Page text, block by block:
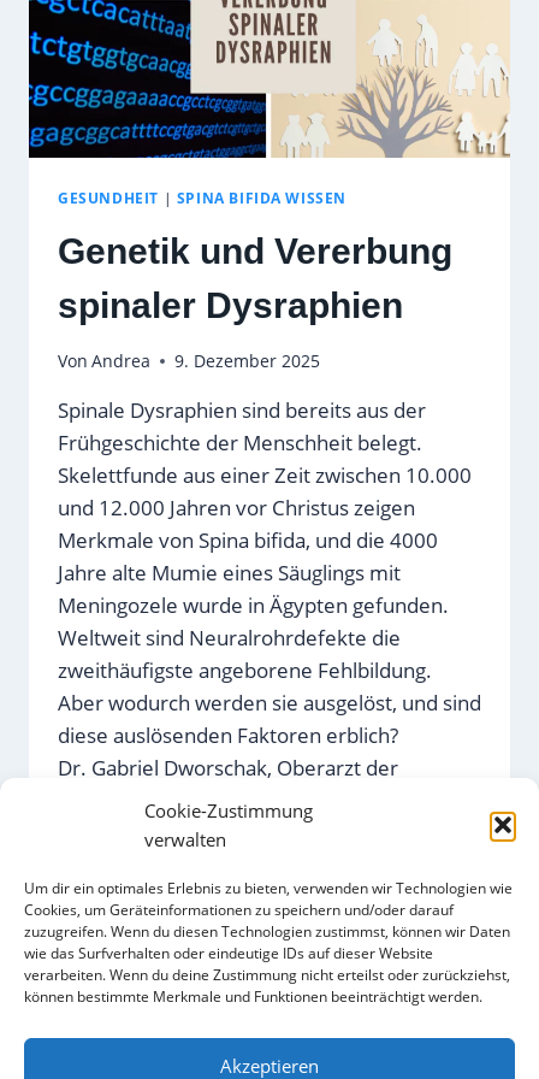
Cookie-Zustimmung
verwalten
Um dir ein optimales Erlebnis zu bieten, verwenden wir Technologien wie
Cookies, um Geräteinformationen zu speichern und/oder darauf
zuzugreifen. Wenn du diesen Technologien zustimmst, können wir Daten
wie das Surfverhalten oder eindeutige IDs auf dieser Website
verarbeiten. Wenn du deine Zustimmung nicht erteilst oder zurückziehst,
können bestimmte Merkmale und Funktionen beeinträchtigt werden.
Akzeptieren
GESUNDHEIT | SPINA BIFIDA WISSEN
Genetik und Vererbung
spinaler Dysraphien
Von Andrea 9. Dezember 2025
Spinale Dysraphien sind bereits aus der
Frühgeschichte der Menschheit belegt.
Skelettfunde aus einer Zeit zwischen 10.000
und 12.000 Jahren vor Christus zeigen
Merkmale von Spina bifida, und die 4000
Jahre alte Mumie eines Säuglings mit
Meningozele wurde in Ägypten gefunden.
Weltweit sind Neuralrohrdefekte die
zweithäufigste angeborene Fehlbildung.
Aber wodurch werden sie ausgelöst, und sind
diese auslösenden Faktoren erblich?
Dr. Gabriel Dworschak, Oberarzt der
Neuropädiatrie des Universitätsklinikums
Bonn, berichtete hierzu im ersten Vortrag
Themenblock „Schwangerschaft und
Familienplanung bei Spina bifida“
WEITERLESENGENETIK
UND
SPINALER